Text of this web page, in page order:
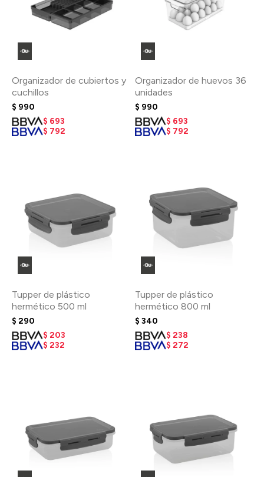
Organizador de cubiertos y
cuchillos
$ 990
$ 693
$ 792
Organizador de huevos 36
unidades
$ 990
$ 693
$ 792
Tupper de plástico
hermético 500 ml
$ 290
$ 203
$ 232
Tupper de plástico
hermético 800 ml
$ 340
$ 238
$ 272